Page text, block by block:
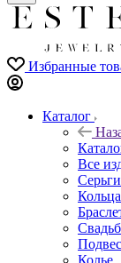
Избранные
Каталог
Все
Серьги
Кольца
Колье